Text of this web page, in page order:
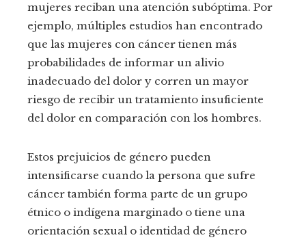
mujeres reciban una atención subóptima. Por
ejemplo, múltiples estudios han encontrado
que las mujeres con cáncer tienen más
probabilidades de informar un alivio
inadecuado del dolor y corren un mayor
riesgo de recibir un tratamiento insuficiente
del dolor en comparación con los hombres.
Estos prejuicios de género pueden
intensificarse cuando la persona que sufre
cáncer también forma parte de un grupo
étnico o indígena marginado o tiene una
orientación sexual o identidad de género